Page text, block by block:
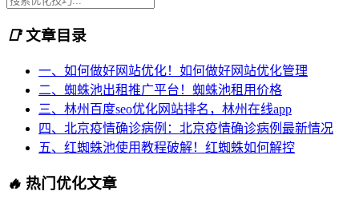
📑文章目录
一、如何做好网站优化！如何做好网站优化管理
二、蜘蛛池出租推广平台！蜘蛛池租用价格
三、林州百度seo优化网站排名，林州在线app
四、北京疫情确诊病例：北京疫情确诊病例最新情况
五、红蜘蛛池使用教程破解！红蜘蛛如何解控
🔥 热门优化文章